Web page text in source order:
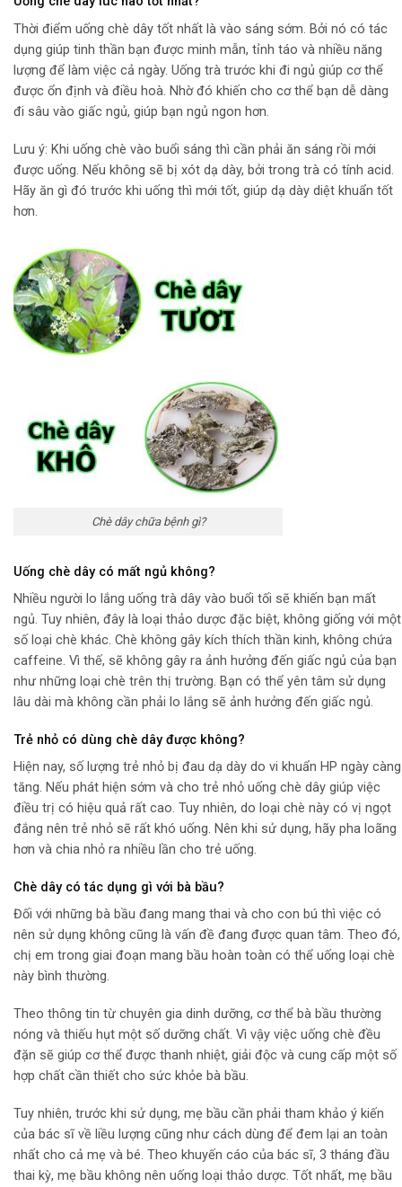
Thời điểm uống chè dây tốt nhất là vào sáng sớm. Bởi nó có tác
dụng giúp tinh thần bạn được minh mẫn, tỉnh táo và nhiều năng
lượng để làm việc cả ngày. Uống trà trước khi đi ngủ giúp cơ thể
được ổn định và điều hoà. Nhờ đó khiến cho cơ thể bạn dễ dàng
đi sâu vào giấc ngủ, giúp bạn ngủ ngon hơn.
Lưu ý: Khi uống chè vào buổi sáng thì cần phải ăn sáng rồi mới
được uống. Nếu không sẽ bị xót dạ dày, bởi trong trà có tính acid.
Hãy ăn gì đó trước khi uống thì mới tốt, giúp dạ dày diệt khuẩn tốt
hơn.
Chè dây chữa bệnh gì?
Uống chè dây có mất ngủ không?
Nhiều người lo lắng uống trà dây vào buổi tối sẽ khiến bạn mất
ngủ. Tuy nhiên, đây là loại thảo dược đặc biệt, không giống với một
số loại chè khác. Chè không gây kích thích thần kinh, không chứa
caffeine. Vì thế, sẽ không gây ra ảnh hưởng đến giấc ngủ của bạn
như những loại chè trên thị trường. Bạn có thể yên tâm sử dụng
lâu dài mà không cần phải lo lắng sẽ ảnh hưởng đến giấc ngủ.
Trẻ nhỏ có dùng chè dây được không?
Hiện nay, số lượng trẻ nhỏ bị đau dạ dày do vi khuẩn HP ngày càng
tăng. Nếu phát hiện sớm và cho trẻ nhỏ uống chè dây giúp việc
điều trị có hiệu quả rất cao. Tuy nhiên, do loại chè này có vị ngọt
đắng nên trẻ nhỏ sẽ rất khó uống. Nên khi sử dụng, hãy pha loãng
hơn và chia nhỏ ra nhiều lần cho trẻ uống.
Chè dây có tác dụng gì với bà bầu?
Đối với những bà bầu đang mang thai và cho con bú thì việc có
nên sử dụng không cũng là vấn đề đang được quan tâm. Theo đó,
chị em trong giai đoạn mang bầu hoàn toàn có thể uống loại chè
này bình thường.
Theo thông tin từ chuyên gia dinh dưỡng, cơ thể bà bầu thường
nóng và thiếu hụt một số dưỡng chất. Vì vậy việc uống chè đều
đặn sẽ giúp cơ thể được thanh nhiệt, giải độc và cung cấp một số
hợp chất cần thiết cho sức khỏe bà bầu.
Tuy nhiên, trước khi sử dụng, mẹ bầu cần phải tham khảo ý kiến
của bác sĩ về liều lượng cũng như cách dùng để đem lại an toàn
nhất cho cả mẹ và bé. Theo khuyến cáo của bác sĩ, 3 tháng đầu
thai kỳ, mẹ bầu không nên uống loại thảo dược. Tốt nhất, mẹ bầu